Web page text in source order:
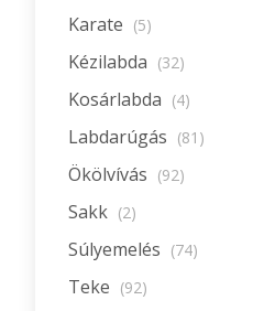
Karate (5)
Kézilabda (32)
Kosárlabda (4)
Labdarúgás (81)
Ökölvívás (92)
Sakk (2)
Súlyemelés (74)
Teke (92)